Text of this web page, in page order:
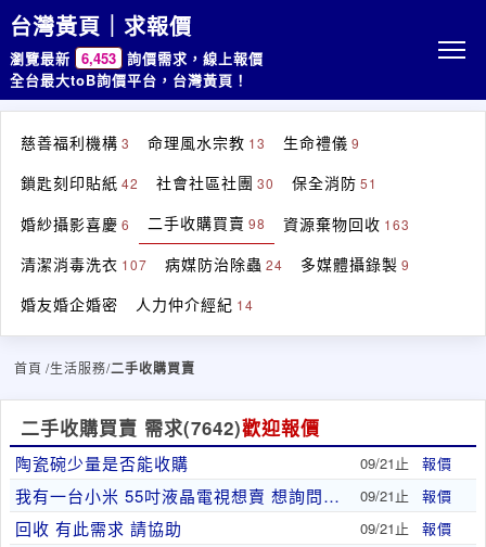
台灣黃頁｜求報價
瀏覽最新 6,453 詢價需求，線上報價
全台最大toB詢價平台，台灣黃頁！
慈善福利機構 3 命理風水宗教 13 生命禮儀 9
鎖匙刻印貼紙 42 社會社區社團 30 保全消防 51
婚紗攝影喜慶 6 二手收購買賣 98 資源棄物回收 163
清潔消毒洗衣 107 病媒防治除蟲 24 多媒體攝錄製 9
婚友婚企婚密 人力仲介經紀 14
首頁 /生活服務/二手收購買賣
二手收購買賣 需求(7642)歡迎報價
陶瓷碗少量是否能收購 09/21止 報價
我有一台小米 55吋液晶電視想賣 想詢問價格 09/21止 報價
回收 有此需求 請協助 09/21止 報價